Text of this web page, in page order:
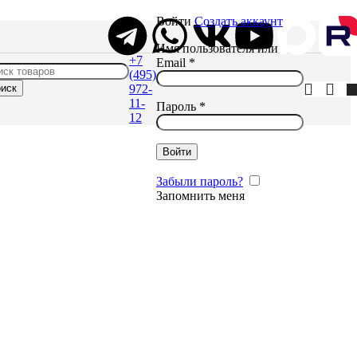
+7
(495)
972-
11-
12
Войти Создать аккаунт
Имя пользователя или
Email *
Пароль *
Войти
Забыли пароль?
Запомнить меня